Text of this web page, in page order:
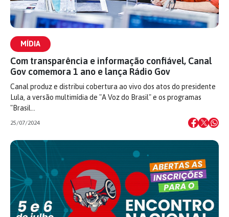
MÍDIA
Com transparência e informação confiável, Canal
Gov comemora 1 ano e lança Rádio Gov
Canal produz e distribui cobertura ao vivo dos atos do presidente
Lula, a versão multimídia de "A Voz do Brasil" e os programas
"Brasil…
25/07/2024